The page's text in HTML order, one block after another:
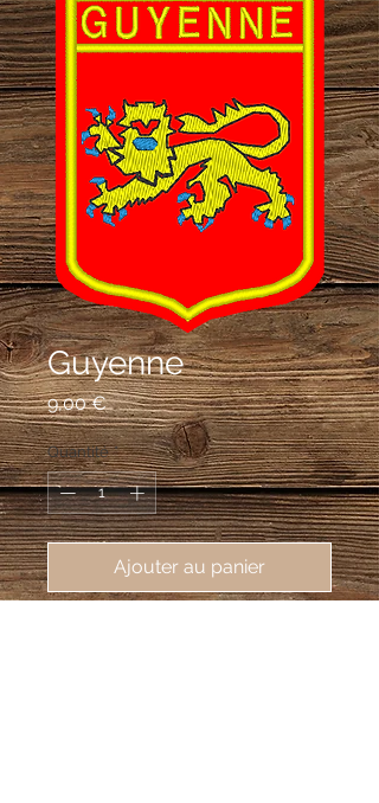
Guyenne
9,00 €Prix
Quantité *
Ajouter au panier